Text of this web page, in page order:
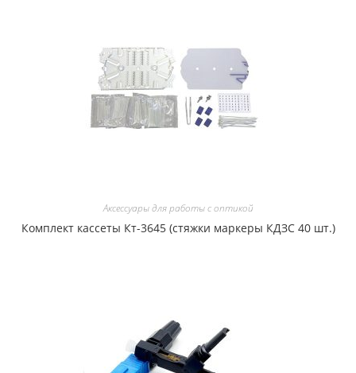
Аксессуары для работы с оптикой
Комплект кассеты Кт-3645 (стяжки маркеры КДЗС 40 шт.)